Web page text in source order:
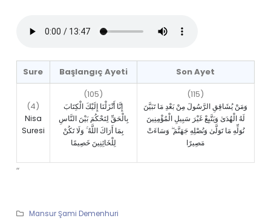
Sure Başlangıç Ayeti Son Ayet
(4)
Nisa
Suresi
(105)
إِنَّا أَنْزَلْنَا إِلَيْكَ الْكِتَابَ
بِالْحَقِّ لِتَحْكُمَ بَيْنَ النَّاسِ
بِمَا أَرَاكَ اللَّهُ ۚ وَلَا تَكُنْ
لِلْخَائِنِينَ خَصِيمًا
(115)
وَمَنْ يُشَاقِقِ الرَّسُولَ مِنْ بَعْدِ مَا تَبَيَّنَ
لَهُ الْهُدَىٰ وَيَتَّبِعْ غَيْرَ سَبِيلِ الْمُؤْمِنِينَ
نُوَلِّهِ مَا تَوَلَّىٰ وَنُصْلِهِ جَهَنَّمَ ۖ وَسَاءَتْ
مَصِيرًا
“
Mansur Şami Demenhuri